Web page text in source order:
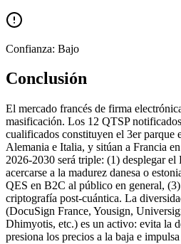
Confianza: Bajo
Conclusión
El mercado francés de firma
masificación. Los 12 QTSP
cualificados constituyen el 3er parque
Alemania e Italia, y sitúan a Francia
2026-2030 será triple: (1) desplegar
acercarse a la madurez danesa o
QES en B2C al público en general,
criptografía post-cuántica. La
(DocuSign France, Yousign,
Dhimyotis, etc.) es un activo: evita la
presiona los precios a la baja e